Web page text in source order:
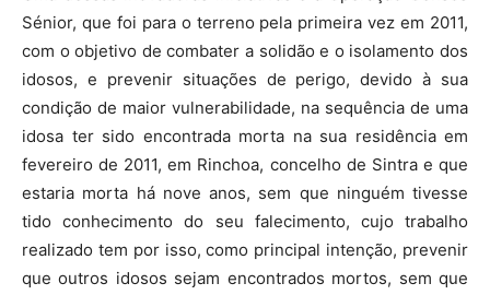
Sénior, que foi para o terreno pela primeira vez em 2011,
com o objetivo de combater a solidão e o isolamento dos
idosos, e prevenir situações de perigo, devido à sua
condição de maior vulnerabilidade, na sequência de uma
idosa ter sido encontrada morta na sua residência em
fevereiro de 2011, em Rinchoa, concelho de Sintra e que
estaria morta há nove anos, sem que ninguém tivesse
tido conhecimento do seu falecimento, cujo trabalho
realizado tem por isso, como principal intenção, prevenir
que outros idosos sejam encontrados mortos, sem que